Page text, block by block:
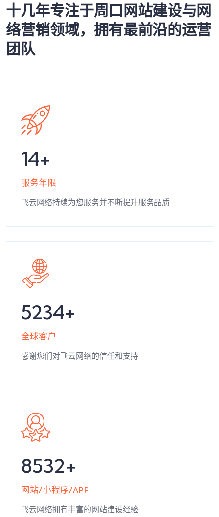
十几年专注于周口网站建设与网
络营销领域，拥有最前沿的运营
团队
14
服务年限
飞云网络持续为您服务并不断提升服务品质
5234
全球客户
感谢您们对飞云网络的信任和支持
8532
网站/小程序/APP
飞云网络拥有丰富的网站建设经验